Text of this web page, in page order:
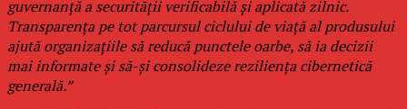
guvernanță a securității verificabilă și aplicată zilnic.
Transparența pe tot parcursul ciclului de viață al produsului
ajută organizațiile să reducă punctele oarbe, să ia decizii
mai informate și să-și consolideze reziliența cibernetică
generală.”